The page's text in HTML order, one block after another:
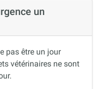
un
pas être un jour
vétérinaires ne sont